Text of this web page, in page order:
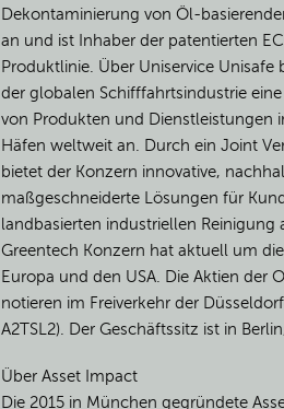
Dekontaminierung von Öl-
an und ist Inhaber der patentierten
Produktlinie. Über Uniservice Unisafe
der globalen Schifffahrtsindustrie
von Produkten und Dienstleistungen
Häfen weltweit an. Durch ein Joint
bietet der Konzern innovative,
maßgeschneiderte Lösungen für
landbasierten industriellen Reinigung
Greentech Konzern hat aktuell um
Europa und den USA. Die Aktien der
notieren im Freiverkehr der
A2TSL2). Der Geschäftssitz ist in
Über Asset Impact
Die 2015 in München gegründete